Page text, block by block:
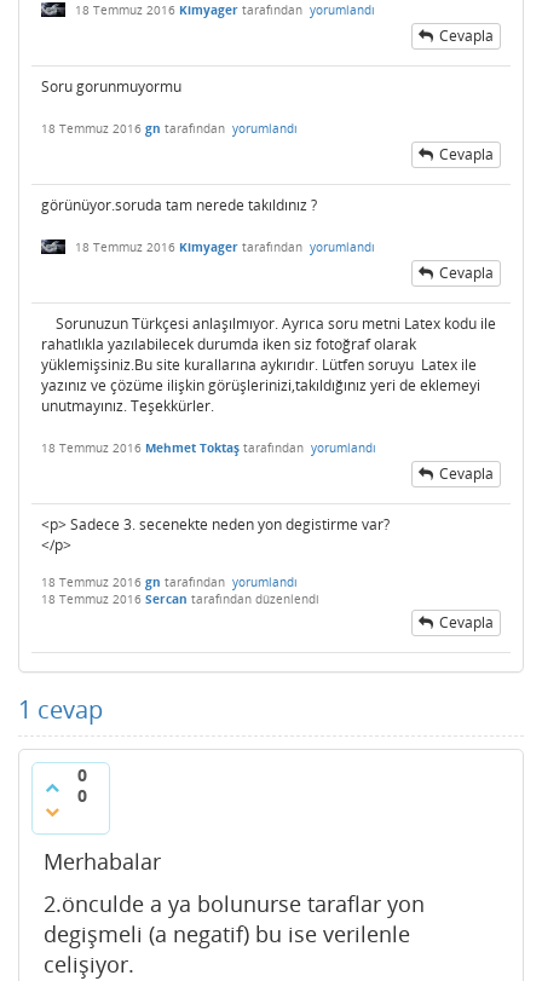
18 Temmuz 2016 Kimyager tarafından yorumlandı
Cevapla
Soru gorunmuyormu
18 Temmuz 2016 gn tarafından yorumlandı
Cevapla
görünüyor.soruda tam nerede takıldınız ?
18 Temmuz 2016 Kimyager tarafından yorumlandı
Cevapla
Sorunuzun Türkçesi anlaşılmıyor. Ayrıca soru metni Latex kodu ile
rahatlıkla yazılabilecek durumda iken siz fotoğraf olarak
yüklemişsiniz.Bu site kurallarına aykırıdır. Lütfen soruyu Latex ile
yazınız ve çözüme ilişkin görüşlerinizi,takıldığınız yeri de eklemeyi
unutmayınız. Teşekkürler.
18 Temmuz 2016 Mehmet Toktaş tarafından yorumlandı
Cevapla
<p> Sadece 3. secenekte neden yon degistirme var?
</p>
18 Temmuz 2016 gn tarafından yorumlandı
18 Temmuz 2016 Sercan tarafından düzenlendi
Cevapla
1 cevap
0
0
Merhabalar
2.önculde a ya bolunurse taraflar yon
degişmeli (a negatif) bu ise verilenle
celişiyor.